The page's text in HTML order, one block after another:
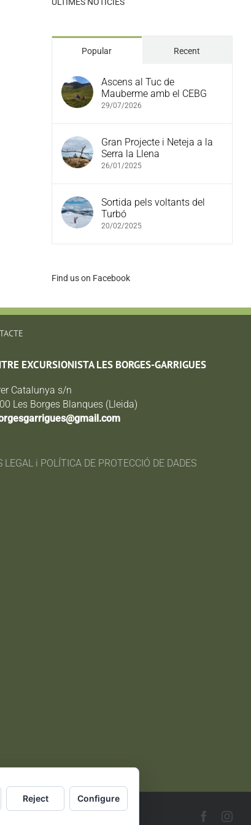
Popular Recent
Ascens al Tuc de
Mauberme amb el CEBG
29/07/2026
Gran Projecte i Neteja a la
Serra la Llena
26/01/2025
Sortida pels voltants del
Turbó
20/02/2025
Find us on Facebook
EXCURSIONISTA LES BORGES-GARRIGUES
Catalunya s/n
Les Borges Blanques (Lleida)
LEGAL i POLÍTICA DE PROTECCIÓ DE DADES
Facebook
Reject Configure